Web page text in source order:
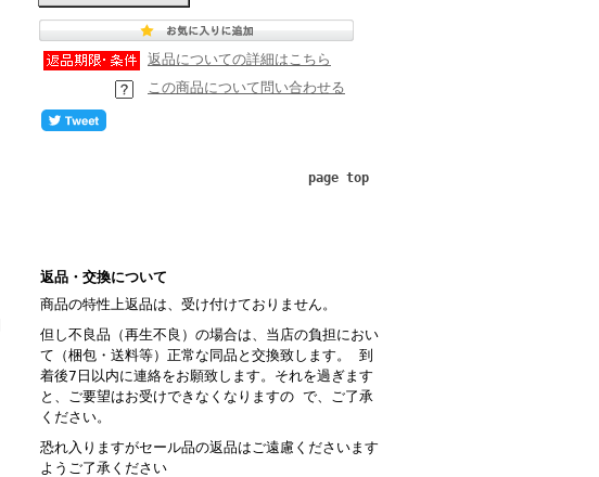
返品についての詳細はこちら
この商品について問い合わせる
page top
返品・交換について
商品の特性上返品は、受け付けておりません。
但し不良品（再生不良）の場合は、当店の負担におい
て（梱包・送料等）正常な同品と交換致します。 到
着後7日以内に連絡をお願致します。それを過ぎます
と、ご要望はお受けできなくなりますの で、ご了承
ください。
恐れ入りますがセール品の返品はご遠慮くださいます
ようご了承ください